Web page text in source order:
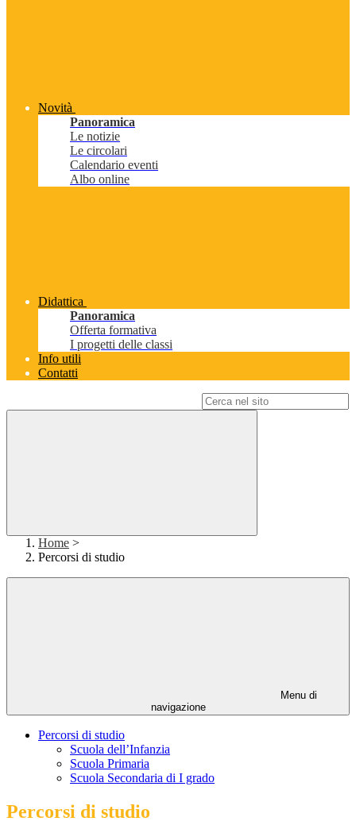
Novità
Panoramica
Le notizie
Le circolari
Calendario eventi
Albo online
Didattica
Panoramica
Offerta formativa
I progetti delle classi
Info utili
Contatti
Home >
Percorsi di studio
Menu di
navigazione
Percorsi di studio
Scuola dell’Infanzia
Scuola Primaria
Scuola Secondaria di I grado
Percorsi di studio